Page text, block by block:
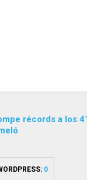
récords a los
0